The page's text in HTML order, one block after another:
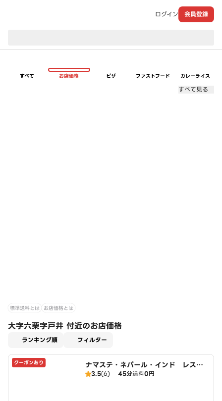
ログイン 会員登録
すべて お店価格 ピザ ファストフード カレーライス
すべて見る
標準送料とは お店価格とは
大字六栗字戸井 付近のお店価格
ランキング順 フィルター
クーポンあり
ナマステ・ネパール・インド レスト
ラン
3.5(6) 45分送料0円